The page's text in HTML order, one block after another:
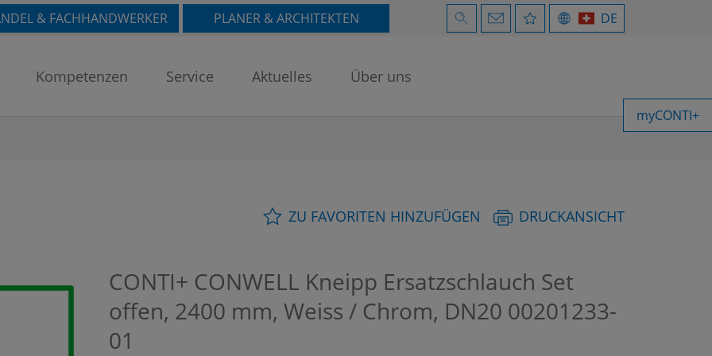
& FACHHANDWERKER PLANER & ARCHITEKTEN DE
Kompetenzen Service Aktuelles Über uns
myCONTI+
ZU FAVORITEN HINZUFÜGEN DRUCKANSICHT
CONTI+ CONWELL Kneipp Ersatzschlauch Set
offen, 2400 mm, Weiss / Chrom, DN20 00201233-
01